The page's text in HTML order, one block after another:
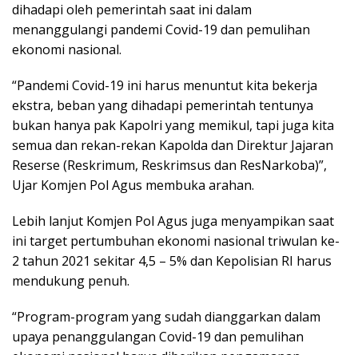
dihadapi oleh pemerintah saat ini dalam
menanggulangi pandemi Covid-19 dan pemulihan
ekonomi nasional.
“Pandemi Covid-19 ini harus menuntut kita bekerja
ekstra, beban yang dihadapi pemerintah tentunya
bukan hanya pak Kapolri yang memikul, tapi juga kita
semua dan rekan-rekan Kapolda dan Direktur Jajaran
Reserse (Reskrimum, Reskrimsus dan ResNarkoba)”,
Ujar Komjen Pol Agus membuka arahan.
Lebih lanjut Komjen Pol Agus juga menyampikan saat
ini target pertumbuhan ekonomi nasional triwulan ke-
2 tahun 2021 sekitar 4,5 – 5% dan Kepolisian RI harus
mendukung penuh.
“Program-program yang sudah dianggarkan dalam
upaya penanggulangan Covid-19 dan pemulihan